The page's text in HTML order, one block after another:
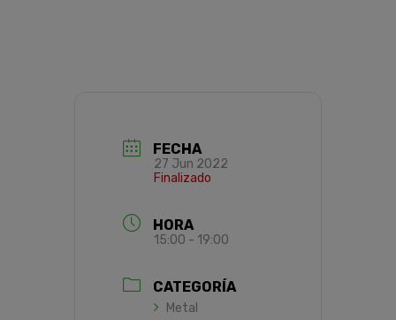
FECHA
27 Jun 2022
Finalizado
HORA
15:00 - 19:00
CATEGORÍA
Metal